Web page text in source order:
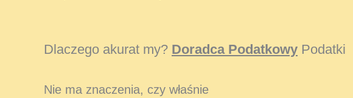
Dlaczego akurat my? Doradca Podatkowy Podatki
Nie ma znaczenia, czy właśnie